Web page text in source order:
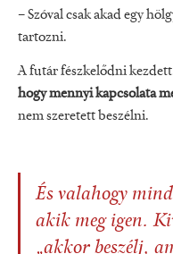
– Szóval csak akad egy
tartozni.
A futár fészkelődni
hogy mennyi kapcsolata
nem szeretett beszélni.
És valahogy
akik meg igen.
„akkor beszélj,